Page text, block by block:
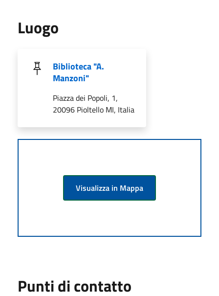
Luogo
Biblioteca "A.
Manzoni"
Piazza dei Popoli, 1,
20096 Pioltello MI, Italia
Visualizza in Mappa
Punti di contatto